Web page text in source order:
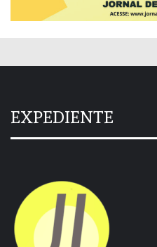
EXPEDIENTE